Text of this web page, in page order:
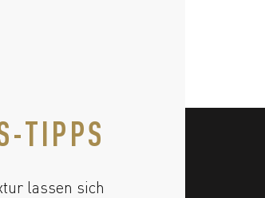
TIPPS
lassen sich